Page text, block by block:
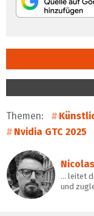
Themen:
Nvidia GTC 2025
… leitet
und